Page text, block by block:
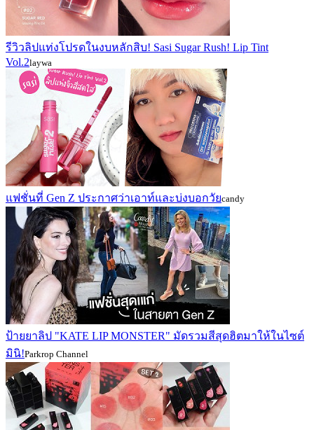
รีวิวลิปแท่งโปรดในงบหลักสิบ! Sasi Sugar Rush! Lip Tint
Vol.2laywa
แฟชั่นที่ Gen Z ประกาศว่าเอาท์และบ่งบอกวัยcandy
ป้ายยาลิป "KATE LIP MONSTER" มัดรวมสีสุดฮิตมาให้ในไซต์
มินิ!Parkrop Channel